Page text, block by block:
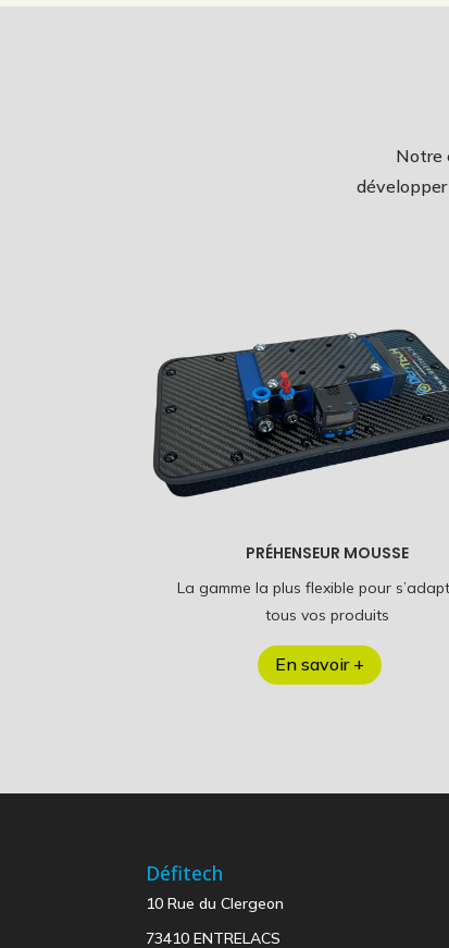
Notre
PRÉHENSEUR MOUSSE
La gamme la plus flexible pour
tous vos produits
En savoir +
Défitech
10 Rue du Clergeon
73410 ENTRELACS